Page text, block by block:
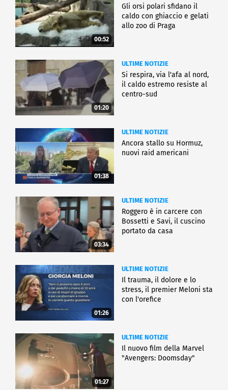
00:52
Gli orsi polari sfidano il
caldo con ghiaccio e gelati
allo zoo di Praga
01:20
ULTIME NOTIZIE
Si respira, via l'afa al nord,
il caldo estremo resiste al
centro-sud
01:38
ULTIME NOTIZIE
Ancora stallo su Hormuz,
nuovi raid americani
03:34
ULTIME NOTIZIE
Roggero è in carcere con
Bossetti e Savi, il cuscino
portato da casa
01:26
ULTIME NOTIZIE
Il trauma, il dolore e lo
stress, il premier Meloni sta
con l'orefice
01:27
ULTIME NOTIZIE
Il nuovo film della Marvel
"Avengers: Doomsday"